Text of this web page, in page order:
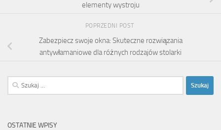
elementy wystroju
POPRZEDNI POST
Zabezpiecz swoje okna: Skuteczne rozwiązania
antywłamaniowe dla różnych rodzajów stolarki
Szukaj:
OSTATNIE WPISY